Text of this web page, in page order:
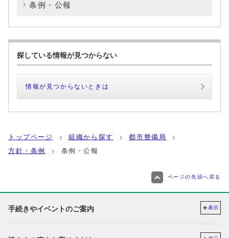
条例・公報
探している情報が見つからない
情報が見つからないときは
トップページ 組織から探す
都市整備局
方針・条例
条例・公報
ページの先頭へ戻る
手続きやイベントのご案内 表示